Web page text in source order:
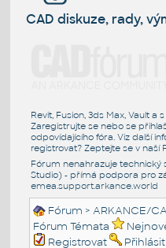
CAD diskuze, rady,
Revit, Fusion, 3ds Max, Vault
Zaregistrujte se nebo se
odpovídajícího fóra. Viz další
registrovat? Zeptejte se v naší
Fórum nenahrazuje technický
Studio) - přímá podpora pro
emea.support.arkance.world
Fórum >ARKANCE/
Fórum Témata
Registrovat
Přihlásit